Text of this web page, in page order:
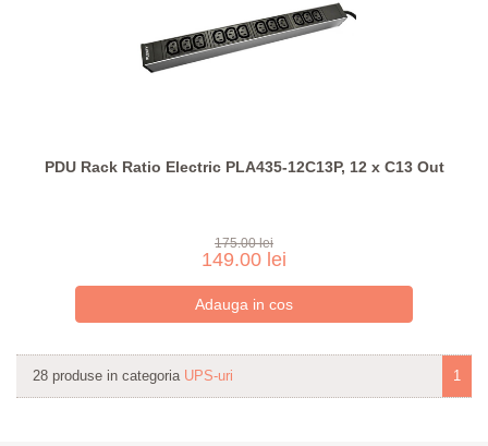
PDU Rack Ratio Electric PLA435-12C13P, 12 x C13 Out
175.00 lei
149.00 lei
28 produse in categoria UPS-uri 1